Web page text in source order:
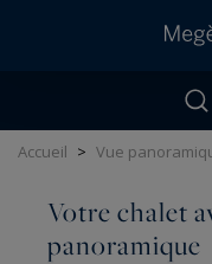
Accueil > Vue
Votre chalet
panoramique